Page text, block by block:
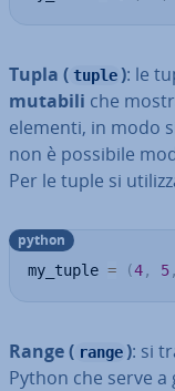
Tupla ( tuple ): le
mu­ta­bi­li che
elementi, in modo
non è possibile
Per le tuple si
my_tuple = (4, 5,
python
Range ( range ): si
Python che serve